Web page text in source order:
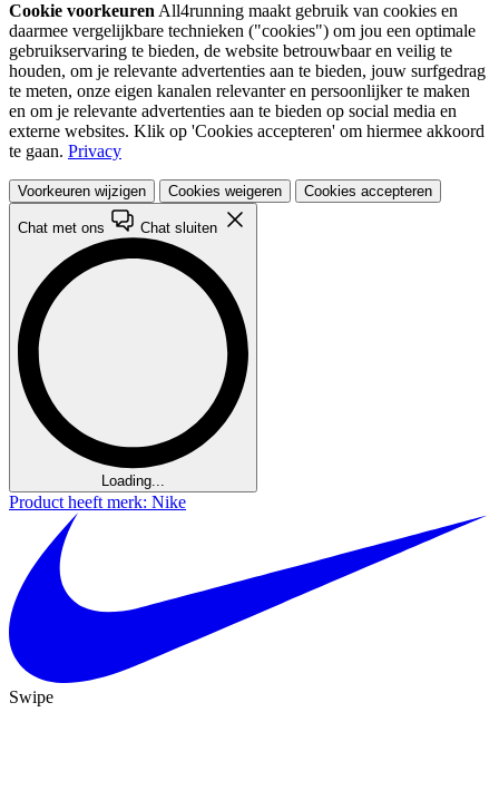
Cookie voorkeuren All4running maakt gebruik van cookies en
daarmee vergelijkbare technieken ("cookies") om jou een optimale
gebruikservaring te bieden, de website betrouwbaar en veilig te
houden, om je relevante advertenties aan te bieden, jouw surfgedrag
te meten, onze eigen kanalen relevanter en persoonlijker te maken
en om je relevante advertenties aan te bieden op social media en
externe websites. Klik op 'Cookies accepteren' om hiermee akkoord
te gaan. Privacy
Voorkeuren wijzigen Cookies weigeren Cookies accepteren
Chat met ons Chat sluiten
Loading...
Product heeft merk: Nike
Swipe